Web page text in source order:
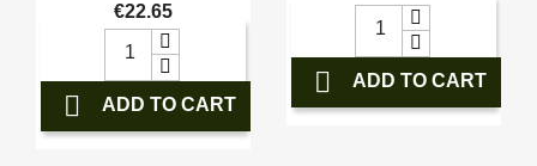
€22.65
 ADD TO CART
 ADD TO CART